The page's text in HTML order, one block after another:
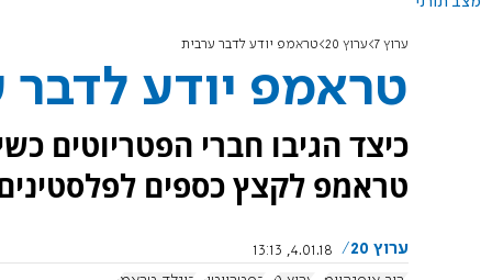
ערוץ 7 ערוץ 20 טראמפ יודע לדבר ערבית
טראמפ יודע לדבר
כיצד הגיבו חברי הפטריוטים
טראמפ לקצץ כספים
ערוץ 20
4.01.18, 13:13